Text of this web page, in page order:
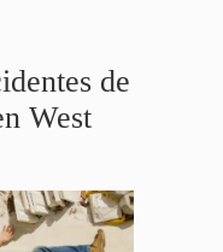
de
West